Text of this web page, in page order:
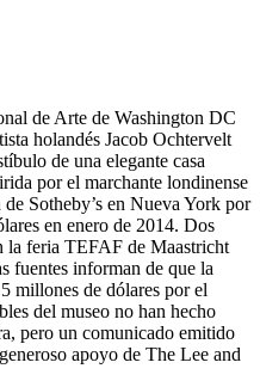
de Arte de Washington DC
holandés Jacob Ochtervelt
de una elegante casa
por el marchante londinense
Sotheby’s en Nueva York por
en enero de 2014. Dos
la feria TEFAF de Maastricht
fuentes informan de que la
millones de dólares por el
del museo no han hecho
pero un comunicado emitido
apoyo de The Lee and